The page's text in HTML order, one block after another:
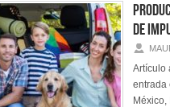
de
Artículo
entrada